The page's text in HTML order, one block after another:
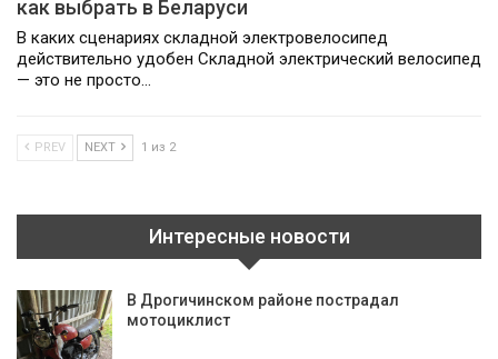
как выбрать в Беларуси
В каких сценариях складной электровелосипед
действительно удобен Складной электрический велосипед
— это не просто…
PREV NEXT 1 из 2
Интересные новости
В Дрогичинском районе пострадал
мотоциклист